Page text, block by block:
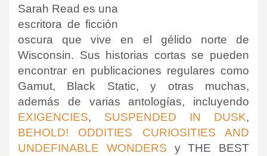
Sarah Read es una
escritora de ficción
oscura que vive en el gélido norte de
Wisconsin. Sus historias cortas se pueden
encontrar en publicaciones regulares como
Gamut, Black Static, y otras muchas,
además de varias antologías, incluyendo
EXIGENCIES, SUSPENDED IN DUSK,
BEHOLD! ODDITIES CURIOSITIES AND
UNDEFINABLE WONDERS y THE BEST